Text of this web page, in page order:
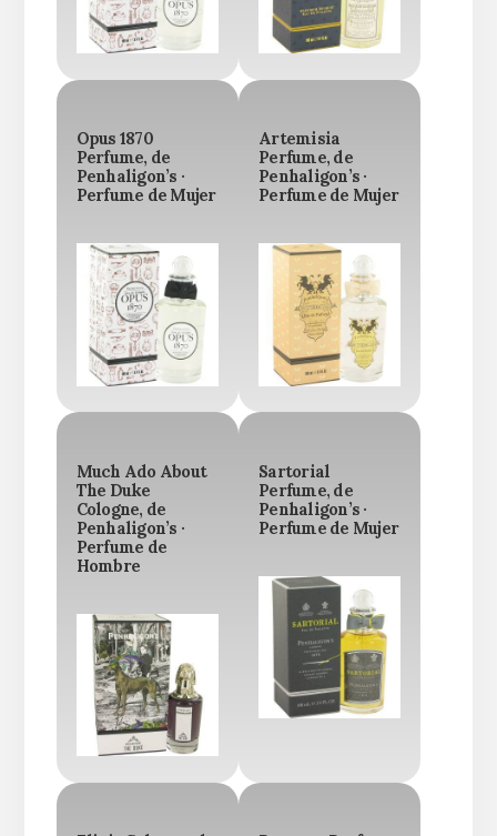
Opus 1870
Perfume, de
Penhaligon’s ·
Perfume de Mujer
Artemisia
Perfume, de
Penhaligon’s ·
Perfume de Mujer
Much Ado About
The Duke
Cologne, de
Penhaligon’s ·
Perfume de
Hombre
Sartorial
Perfume, de
Penhaligon’s ·
Perfume de Mujer